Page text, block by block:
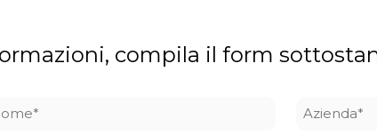
compila il form
Azienda